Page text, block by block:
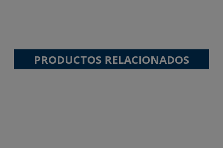
PRODUCTOS RELACIONADOS